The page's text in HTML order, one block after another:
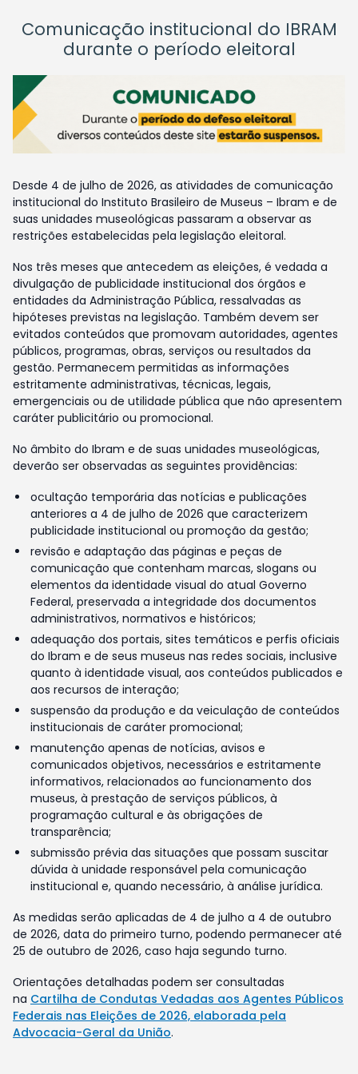
Comunicação institucional do IBRAM
durante o período eleitoral
Desde 4 de julho de 2026, as atividades de comunicação
institucional do Instituto Brasileiro de Museus – Ibram e de
suas unidades museológicas passaram a observar as
restrições estabelecidas pela legislação eleitoral.
Nos três meses que antecedem as eleições, é vedada a
divulgação de publicidade institucional dos órgãos e
entidades da Administração Pública, ressalvadas as
hipóteses previstas na legislação. Também devem ser
evitados conteúdos que promovam autoridades, agentes
públicos, programas, obras, serviços ou resultados da
gestão. Permanecem permitidas as informações
estritamente administrativas, técnicas, legais,
emergenciais ou de utilidade pública que não apresentem
caráter publicitário ou promocional.
No âmbito do Ibram e de suas unidades museológicas,
deverão ser observadas as seguintes providências:
ocultação temporária das notícias e publicações
anteriores a 4 de julho de 2026 que caracterizem
publicidade institucional ou promoção da gestão;
revisão e adaptação das páginas e peças de
comunicação que contenham marcas, slogans ou
elementos da identidade visual do atual Governo
Federal, preservada a integridade dos documentos
administrativos, normativos e históricos;
adequação dos portais, sites temáticos e perfis oficiais
do Ibram e de seus museus nas redes sociais, inclusive
quanto à identidade visual, aos conteúdos publicados e
aos recursos de interação;
suspensão da produção e da veiculação de conteúdos
institucionais de caráter promocional;
manutenção apenas de notícias, avisos e
comunicados objetivos, necessários e estritamente
informativos, relacionados ao funcionamento dos
museus, à prestação de serviços públicos, à
programação cultural e às obrigações de
transparência;
submissão prévia das situações que possam suscitar
dúvida à unidade responsável pela comunicação
institucional e, quando necessário, à análise jurídica.
As medidas serão aplicadas de 4 de julho a 4 de outubro
de 2026, data do primeiro turno, podendo permanecer até
25 de outubro de 2026, caso haja segundo turno.
Orientações detalhadas podem ser consultadas
na Cartilha de Condutas Vedadas aos Agentes Públicos
Federais nas Eleições de 2026, elaborada pela
Advocacia-Geral da União.